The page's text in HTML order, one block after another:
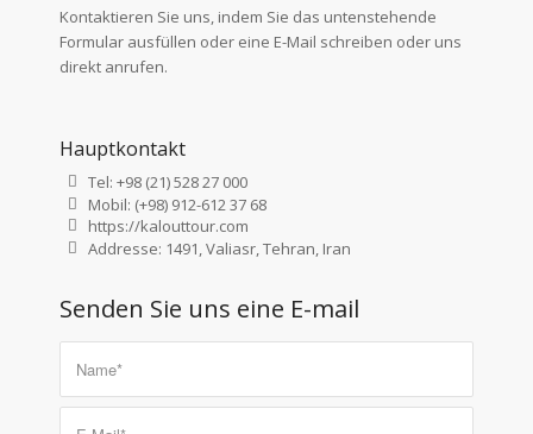
Kontaktieren Sie uns, indem Sie das untenstehende
Formular ausfüllen oder eine E-Mail schreiben oder uns
direkt anrufen.
Hauptkontakt
Tel: +98 (21) 528 27 000
Mobil: (+98) 912-612 37 68
https://kalouttour.com
Addresse: 1491, Valiasr, Tehran, Iran
Senden Sie uns eine E-mail